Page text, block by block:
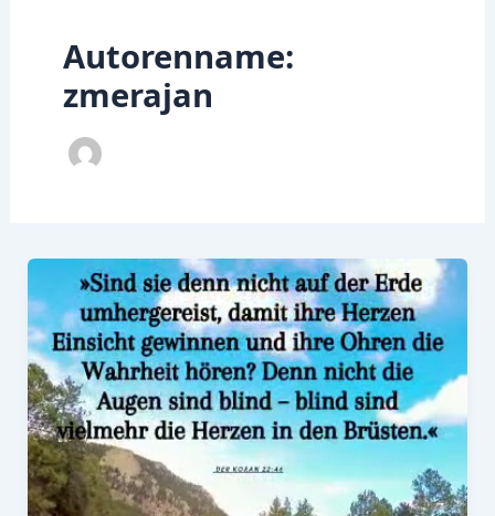
Autorenname:
zmerajan